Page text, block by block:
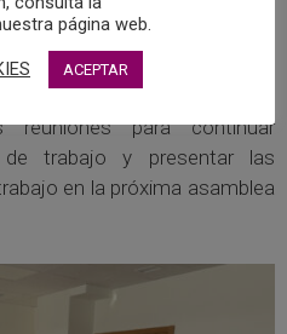
el carril bici o realizar un
favorecer la salud física y
para continuar
trabajo y presentar las
en la próxima asamblea
página web.
ACEPTAR